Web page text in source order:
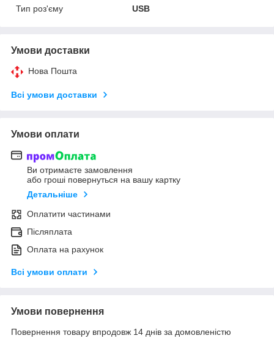
Тип роз'єму
USB
Умови доставки
Нова Пошта
Всі умови доставки
Умови оплати
Ви отримаєте замовлення
або гроші повернуться на вашу картку
Детальніше
Оплатити частинами
Післяплата
Оплата на рахунок
Всі умови оплати
Умови повернення
Повернення товару впродовж 14 днів за домовленістю